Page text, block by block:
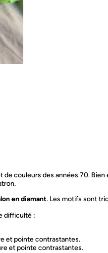
o
w
w
couleurs des années 70.
en diamant. Les motifs sont
difficulté :
et pointe contrastantes.
et pointe contrastantes.